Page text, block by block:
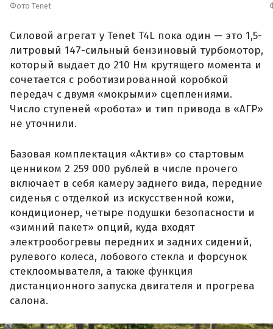
Фото Tenet
Силовой агрегат у Tenet T4L пока один — это 1,5-
литровый 147-сильный бензиновый турбомотор,
который выдает до 210 Нм крутящего момента и
сочетается с роботизированной коробкой
передач с двумя «мокрыми» сцеплениями.
Число ступеней «робота» и тип привода в «АГР»
не уточнили.
Базовая комплектация «Актив» со стартовым
ценником 2 259 000 рублей в числе прочего
включает в себя камеру заднего вида, передние
сиденья с отделкой из искусственной кожи,
кондиционер, четыре подушки безопасности и
«зимний пакет» опций, куда входят
электрообогревы передних и задних сидений,
рулевого колеса, лобового стекла и форсунок
стеклоомывателя, а также функция
дистанционного запуска двигателя и прогрева
салона.